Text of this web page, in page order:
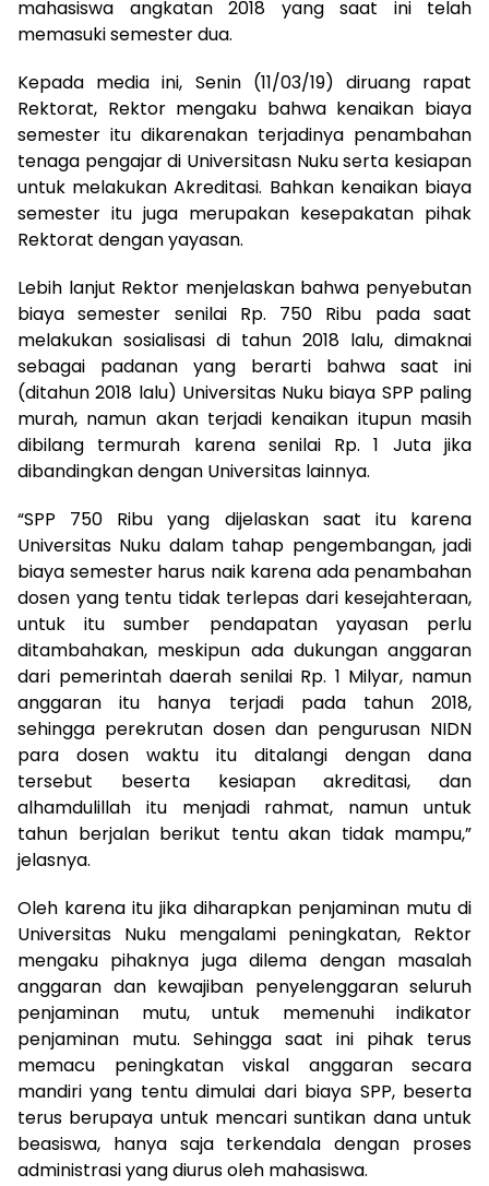
mahasiswa angkatan 2018 yang saat ini telah
memasuki semester dua.
Kepada media ini, Senin (11/03/19) diruang rapat
Rektorat, Rektor mengaku bahwa kenaikan biaya
semester itu dikarenakan terjadinya penambahan
tenaga pengajar di Universitasn Nuku serta kesiapan
untuk melakukan Akreditasi. Bahkan kenaikan biaya
semester itu juga merupakan kesepakatan pihak
Rektorat dengan yayasan.
Lebih lanjut Rektor menjelaskan bahwa penyebutan
biaya semester senilai Rp. 750 Ribu pada saat
melakukan sosialisasi di tahun 2018 lalu, dimaknai
sebagai padanan yang berarti bahwa saat ini
(ditahun 2018 lalu) Universitas Nuku biaya SPP paling
murah, namun akan terjadi kenaikan itupun masih
dibilang termurah karena senilai Rp. 1 Juta jika
dibandingkan dengan Universitas lainnya.
“SPP 750 Ribu yang dijelaskan saat itu karena
Universitas Nuku dalam tahap pengembangan, jadi
biaya semester harus naik karena ada penambahan
dosen yang tentu tidak terlepas dari kesejahteraan,
untuk itu sumber pendapatan yayasan perlu
ditambahakan, meskipun ada dukungan anggaran
dari pemerintah daerah senilai Rp. 1 Milyar, namun
anggaran itu hanya terjadi pada tahun 2018,
sehingga perekrutan dosen dan pengurusan NIDN
para dosen waktu itu ditalangi dengan dana
tersebut beserta kesiapan akreditasi, dan
alhamdulillah itu menjadi rahmat, namun untuk
tahun berjalan berikut tentu akan tidak mampu,”
jelasnya.
Oleh karena itu jika diharapkan penjaminan mutu di
Universitas Nuku mengalami peningkatan, Rektor
mengaku pihaknya juga dilema dengan masalah
anggaran dan kewajiban penyelenggaran seluruh
penjaminan mutu, untuk memenuhi indikator
penjaminan mutu. Sehingga saat ini pihak terus
memacu peningkatan viskal anggaran secara
mandiri yang tentu dimulai dari biaya SPP, beserta
terus berupaya untuk mencari suntikan dana untuk
beasiswa, hanya saja terkendala dengan proses
administrasi yang diurus oleh mahasiswa.